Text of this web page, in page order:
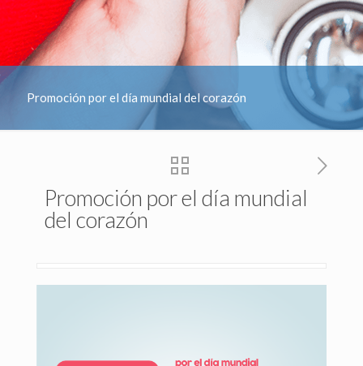
Promoción por el día mundial del corazón
Promoción por el día mundial
del corazón